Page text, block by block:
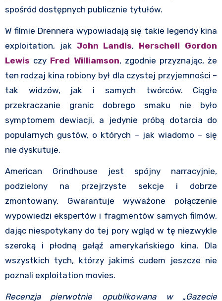
spośród dostępnych publicznie tytułów.
W filmie Drennera wypowiadają się takie legendy kina
exploitation, jak John Landis, Herschell Gordon
Lewis czy Fred Williamson, zgodnie przyznając, że
ten rodzaj kina robiony był dla czystej przyjemności –
tak widzów, jak i samych twórców. Ciągłe
przekraczanie granic dobrego smaku nie było
symptomem dewiacji, a jedynie próbą dotarcia do
popularnych gustów, o których – jak wiadomo – się
nie dyskutuje.
American Grindhouse jest spójny narracyjnie,
podzielony na przejrzyste sekcje i dobrze
zmontowany. Gwarantuje wyważone połączenie
wypowiedzi ekspertów i fragmentów samych filmów,
dając niespotykany do tej pory wgląd w tę niezwykle
szeroką i płodną gałąź amerykańskiego kina. Dla
wszystkich tych, którzy jakimś cudem jeszcze nie
poznali exploitation movies.
Recenzja pierwotnie opublikowana w „Gazecie